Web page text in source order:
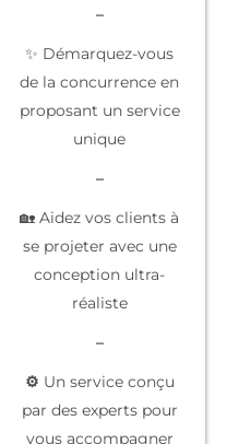
–
✨ Démarquez-vous
de la concurrence en
proposant un service
unique
–
🏡 Aidez vos clients à
se projeter avec une
conception ultra-
réaliste
–
⚙️ Un service conçu
par des expertspour
vous accompagner